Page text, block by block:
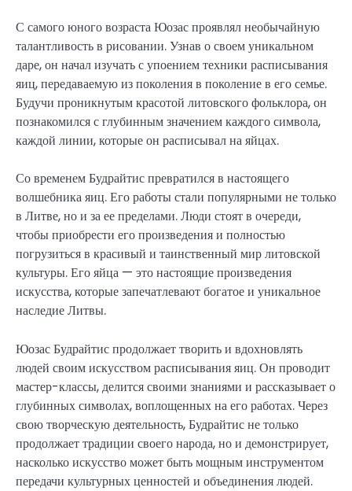
С самого юного возраста Юозас проявлял необычайную
талантливость в рисовании. Узнав о своем уникальном
даре, он начал изучать с упоением техники расписывания
яиц, передаваемую из поколения в поколение в его семье.
Будучи проникнутым красотой литовского фольклора, он
познакомился с глубинным значением каждого символа,
каждой линии, которые он расписывал на яйцах.
Со временем Будрайтис превратился в настоящего
волшебника яиц. Его работы стали популярными не только
в Литве, но и за ее пределами. Люди стоят в очереди,
чтобы приобрести его произведения и полностью
погрузиться в красивый и таинственный мир литовской
культуры. Его яйца — это настоящие произведения
искусства, которые запечатлевают богатое и уникальное
наследие Литвы.
Юозас Будрайтис продолжает творить и вдохновлять
людей своим искусством расписывания яиц. Он проводит
мастер-классы, делится своими знаниями и рассказывает о
глубинных символах, воплощенных на его работах. Через
свою творческую деятельность, Будрайтис не только
продолжает традиции своего народа, но и демонстрирует,
насколько искусство может быть мощным инструментом
передачи культурных ценностей и объединения людей.